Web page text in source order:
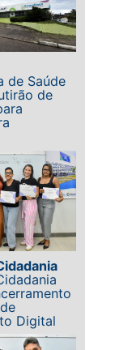
de Saúde
de
Digital